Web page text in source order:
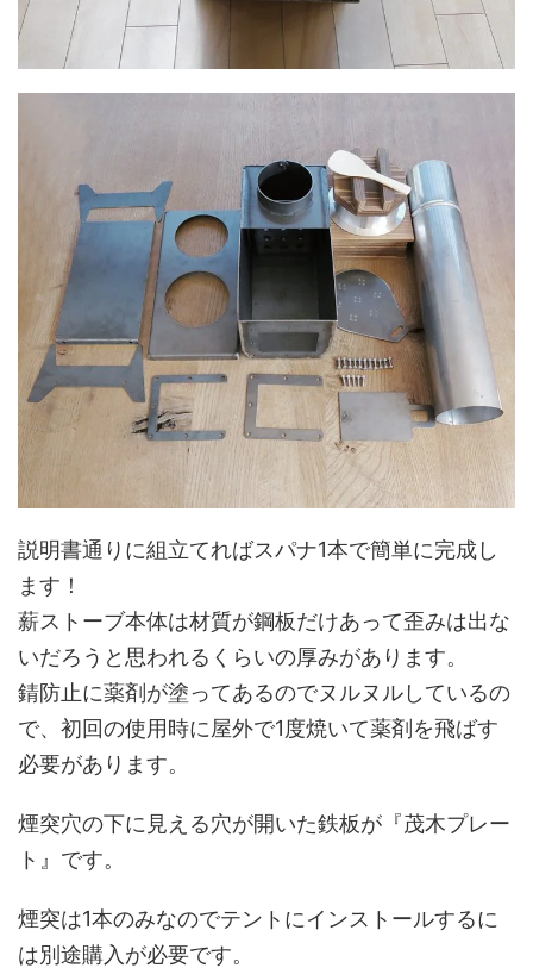
説明書通りに組立てればスパナ1本で簡単に完成し
ます！
薪ストーブ本体は材質が鋼板だけあって歪みは出な
いだろうと思われるくらいの厚みがあります。
錆防止に薬剤が塗ってあるのでヌルヌルしているの
で、初回の使用時に屋外で1度焼いて薬剤を飛ばす
必要があります。
煙突穴の下に見える穴が開いた鉄板が『茂木プレー
ト』です。
煙突は1本のみなのでテントにインストールするに
は別途購入が必要です。